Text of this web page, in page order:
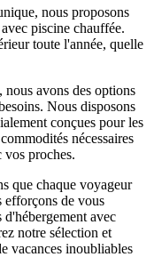
nous proposons
piscine chauffée.
toute l'année, quelle
avons des options
Nous disposons
conçues pour les
nécessaires
vos proches.
que chaque voyageur
efforçons de vous
avec
notre sélection et
vacances inoubliables